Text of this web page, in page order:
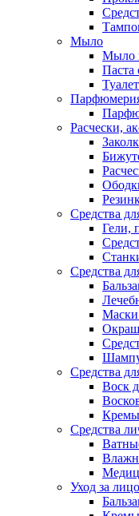
Мыло
Мыло
Паста
Расчески,
Средства
Гели,
Средства
Маски
Средства
Воск
Кремы
Средства
Уход за